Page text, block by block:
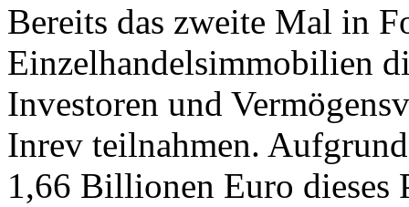
Bereits das zweite Mal in
Einzelhandelsimmobilien
Investoren und
Inrev teilnahmen.
1,66 Billionen Euro dieses